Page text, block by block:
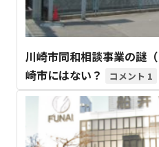
川崎市同和相談事業の謎
崎市にはない？
1